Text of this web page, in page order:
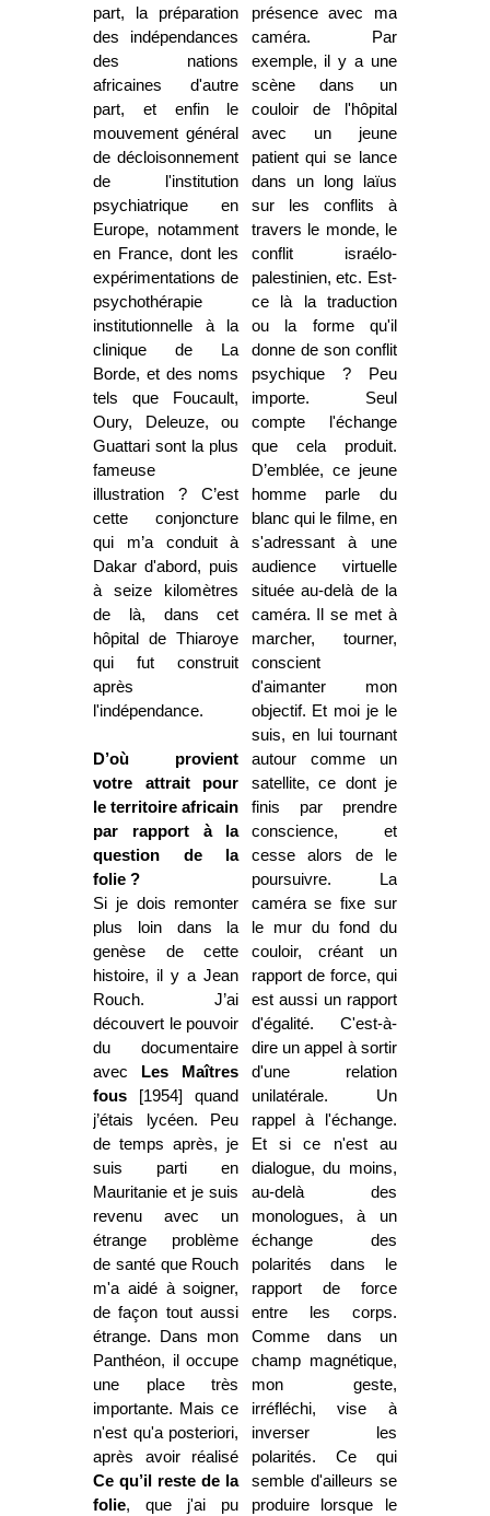
part, la préparation
des indépendances
des nations
africaines d'autre
part, et enfin le
mouvement général
de décloisonnement
de l'institution
psychiatrique en
Europe, notamment
en France, dont les
expérimentations de
psychothérapie
institutionnelle à la
clinique de La
Borde, et des noms
tels que Foucault,
Oury, Deleuze, ou
Guattari sont la plus
fameuse
illustration ? C’est
cette conjoncture
qui m’a conduit à
Dakar d'abord, puis
à seize kilomètres
de là, dans cet
hôpital de Thiaroye
qui fut construit
après
l'indépendance.
D’où provient
votre attrait pour
le territoire africain
par rapport à la
question de la
folie ?
Si je dois remonter
plus loin dans la
genèse de cette
histoire, il y a Jean
Rouch. J’ai
découvert le pouvoir
du documentaire
avec
Les Maîtres
fous
[1954] quand
j’étais lycéen. Peu
de temps après, je
suis parti en
Mauritanie et je suis
revenu avec un
étrange problème
de santé que Rouch
m'a aidé à soigner,
de façon tout aussi
étrange. Dans mon
Panthéon, il occupe
une place très
importante. Mais ce
n'est qu'a posteriori,
après avoir réalisé
Ce qu’il reste de la
folie, que j'ai pu
présence avec ma
caméra. Par
exemple, il y a une
scène dans un
couloir de l'hôpital
avec un jeune
patient qui se lance
dans un long laïus
sur les conflits à
travers le monde, le
conflit israélo-
palestinien, etc. Est-
ce là la traduction
ou la forme qu'il
donne de son conflit
psychique ? Peu
importe. Seul
compte l'échange
que cela produit.
D’emblée, ce jeune
homme parle du
blanc qui le filme, en
s'adressant à une
audience virtuelle
située au-delà de la
caméra. Il se met à
marcher, tourner,
conscient
d'aimanter mon
objectif. Et moi je le
suis, en lui tournant
autour comme un
satellite, ce dont je
finis par prendre
conscience, et
cesse alors de le
poursuivre. La
caméra se fixe sur
le mur du fond du
couloir, créant un
rapport de force, qui
est aussi un rapport
d'égalité. C'est-à-
dire un appel à sortir
d'une relation
unilatérale. Un
rappel à l'échange.
Et si ce n'est au
dialogue, du moins,
au-delà des
monologues, à un
échange des
polarités dans le
rapport de force
entre les corps.
Comme dans un
champ magnétique,
mon geste,
irréfléchi, vise à
inverser les
polarités. Ce qui
semble d'ailleurs se
produire lorsque le